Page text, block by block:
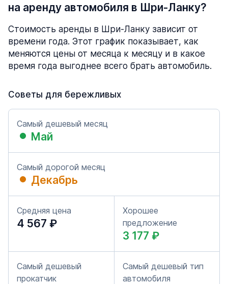
на аренду автомобиля в Шри-Ланку?
Стоимость аренды в Шри-Ланку зависит от
времени года. Этот график показывает, как
меняются цены от месяца к месяцу и в какое
время года выгоднее всего брать автомобиль.
Советы для бережливых
Самый дешевый месяц
Май
Самый дорогой месяц
Декабрь
Средняя цена
4 567 ₽
Хорошее
предложение
3 177 ₽
Самый дешевый
прокатчик
Самый дешевый тип
автомобиля